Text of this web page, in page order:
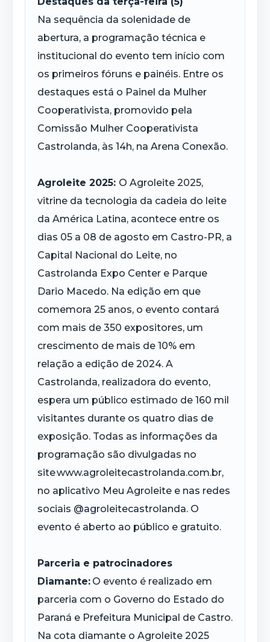
Na sequência da solenidade de
abertura, a programação técnica e
institucional do evento tem início com
os primeiros fóruns e painéis. Entre os
destaques está o Painel da Mulher
Cooperativista, promovido pela
Comissão Mulher Cooperativista
Castrolanda, às 14h, na Arena Conexão.
Agroleite 2025: O Agroleite 2025,
vitrine da tecnologia da cadeia do leite
da América Latina, acontece entre os
dias 05 a 08 de agosto em Castro-PR, a
Capital Nacional do Leite, no
Castrolanda Expo Center e Parque
Dario Macedo. Na edição em que
comemora 25 anos, o evento contará
com mais de 350 expositores, um
crescimento de mais de 10% em
relação a edição de 2024. A
Castrolanda, realizadora do evento,
espera um público estimado de 160 mil
visitantes durante os quatro dias de
exposição. Todas as informações da
programação são divulgadas no
site www.agroleitecastrolanda.com.br,
no aplicativo Meu Agroleite e nas redes
sociais @agroleitecastrolanda. O
evento é aberto ao público e gratuito.
Parceria e patrocinadores
Diamante: O evento é realizado em
parceria com o Governo do Estado do
Paraná e Prefeitura Municipal de Castro.
Na cota diamante o Agroleite 2025